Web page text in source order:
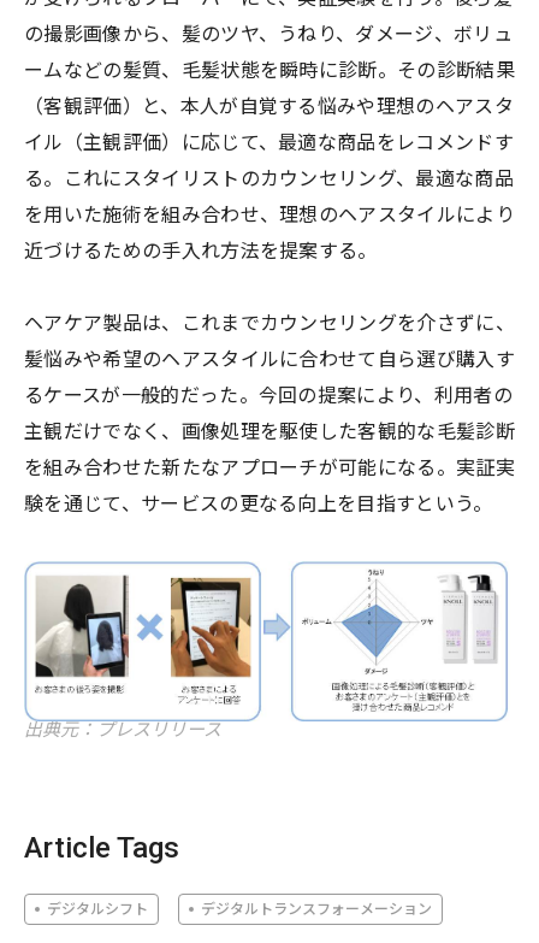
の撮影画像から、髪のツヤ、うねり、ダメージ、ボリュ
ームなどの髪質、毛髪状態を瞬時に診断。その診断結果
（客観評価）と、本人が自覚する悩みや理想のヘアスタ
イル（主観評価）に応じて、最適な商品をレコメンドす
る。これにスタイリストのカウンセリング、最適な商品
を用いた施術を組み合わせ、理想のヘアスタイルにより
近づけるための手入れ方法を提案する。
ヘアケア製品は、これまでカウンセリングを介さずに、
髪悩みや希望のヘアスタイルに合わせて自ら選び購入す
るケースが一般的だった。今回の提案により、利用者の
主観だけでなく、画像処理を駆使した客観的な毛髪診断
を組み合わせた新たなアプローチが可能になる。実証実
験を通じて、サービスの更なる向上を目指すという。
出典元：プレスリリース
Article Tags
デジタルシフト デジタルトランスフォーメーション